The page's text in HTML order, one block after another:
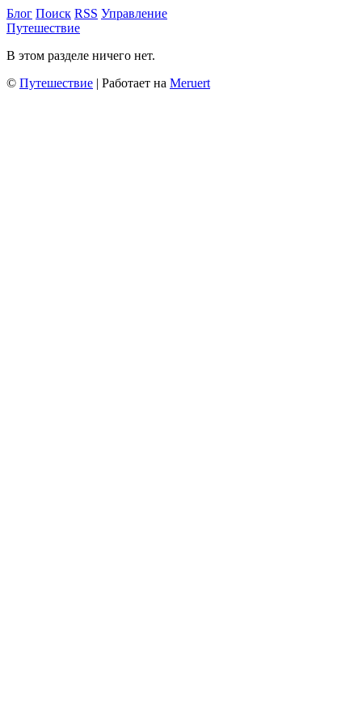
Блог Поиск RSS Управление
Путешествие
В этом разделе ничего нет.
© Путешествие | Работает на Meruert